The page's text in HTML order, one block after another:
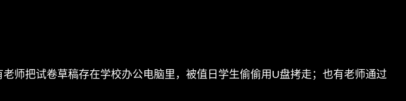
师把试卷草稿存在学校办公电脑里，被值日学生偷偷用U盘拷走；也有老师通过